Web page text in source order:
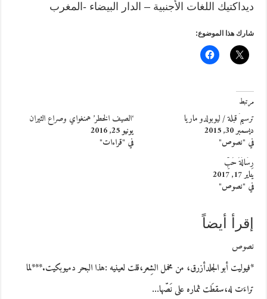
ديداكتيك اللغات الأجنبية – الدار البيضاء -المغرب
شارك هذا الموضوع:
مرتبط
ترسيمُ قبلة / ليوبولدو ماريا
ديسمبر 30, 2015
في "نصوص"
‘الصيف الخطر’ همنغواي وصراع الثيران
يونيو 25, 2016
في "قراءات"
رِسَالَةُ حُبٍّ
يناير 17, 2017
في "نصوص"
إقرأ أيضاً
نصوص
*فيوليت أبو الجلدأزرق، من مخمل الشِعر،قلت لعينيه :هذا البحر دميوبكيت.***لما
تراءَت له،سقطَت ثماره على نَصّها…